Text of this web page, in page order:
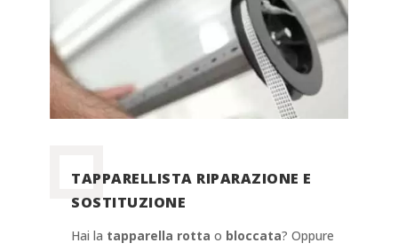
TAPPARELLISTA RIPARAZIONE E
SOSTITUZIONE
Hai la tapparella rotta o bloccata? Oppure